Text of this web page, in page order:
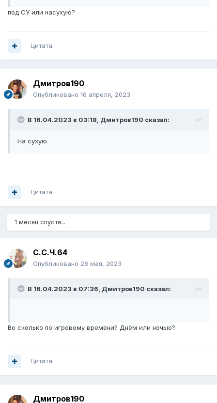
под СУ или насухую?
Цитата
Дмитров190
Опубликовано 16 апреля, 2023
В 16.04.2023 в 03:18, Дмитров190 сказал:
На сухую
Цитата
1 месяц спустя...
С.С.Ч.64
Опубликовано 28 мая, 2023
В 16.04.2023 в 07:36, Дмитров190 сказал:
Во сколько по игровому времени? Днём или ночью?
Цитата
Дмитров190